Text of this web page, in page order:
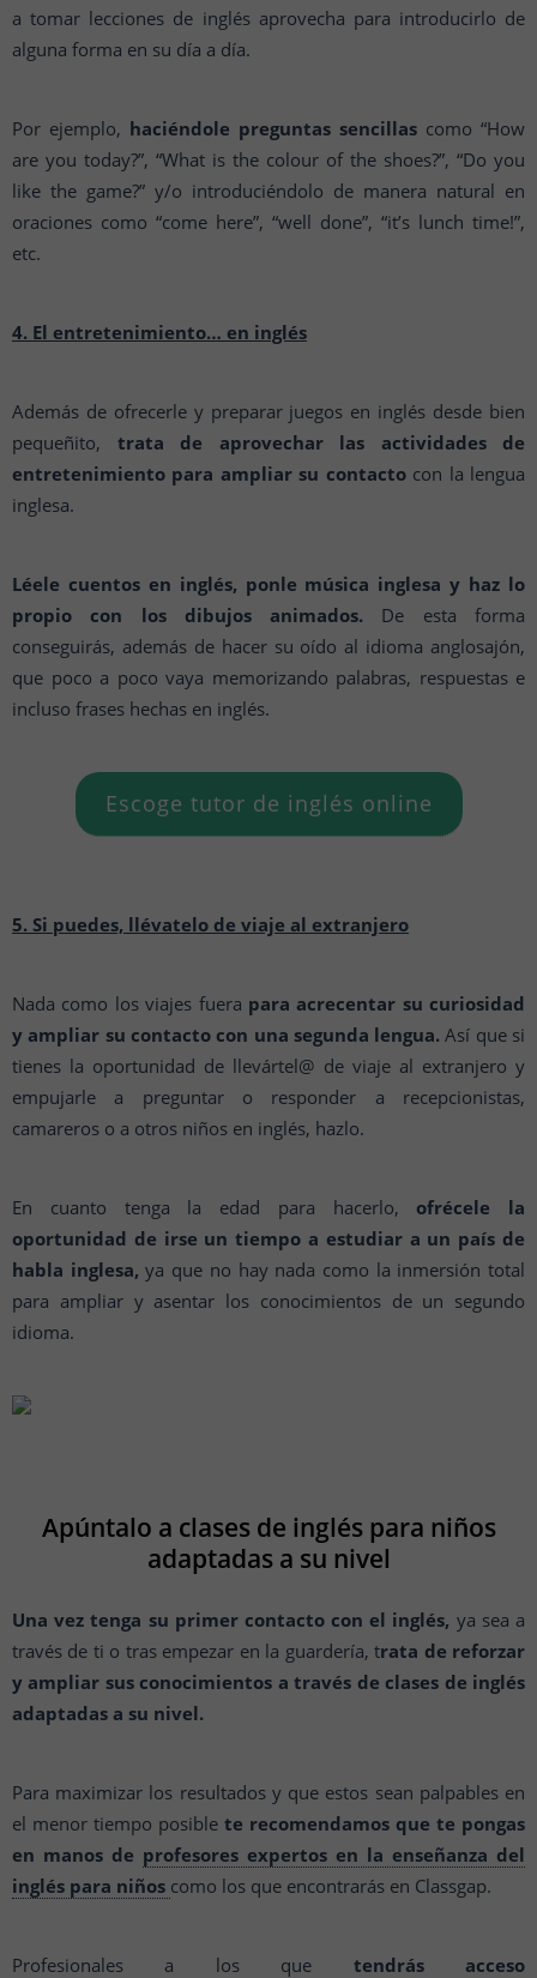
a tomar lecciones de inglés aprovecha para introducirlo de
alguna forma en su día a día.
Por ejemplo, haciéndole preguntas sencillas como “How
are you today?”, “What is the colour of the shoes?”, “Do you
like the game?” y/o introduciéndolo de manera natural en
oraciones como “come here”, “well done”, “it’s lunch time!”,
etc.
4. El entretenimiento… en inglés
Además de ofrecerle y preparar juegos en inglés desde bien
pequeñito, trata de aprovechar las actividades de
entretenimiento para ampliar su contactocon la lengua
inglesa.
Léele cuentos en inglés, ponle música inglesa y haz lo
propio con los dibujos animados. De esta forma
conseguirás, además de hacer su oído al idioma anglosajón,
que poco a poco vaya memorizando palabras, respuestas e
incluso frases hechas en inglés.
Escoge tutor de inglés online
5. Si puedes, llévatelo de viaje al extranjero
Nada como los viajes fuera para acrecentar su curiosidad
y ampliar su contacto con una segunda lengua. Así que si
tienes la oportunidad de llevártel@ de viaje al extranjero y
empujarle a preguntar o responder a recepcionistas,
camareros o a otros niños en inglés, hazlo.
En cuanto tenga la edad para hacerlo, ofrécele la
oportunidad de irse un tiempo a estudiar a un país de
habla inglesa, ya que no hay nada como la inmersión total
para ampliar y asentar los conocimientos de un segundo
idioma.
Apúntalo a clases de inglés para niños
adaptadas a su nivel
Una vez tenga su primer contacto con el inglés, ya sea a
través de ti o tras empezar en la guardería, trata de reforzar
y ampliar sus conocimientos a través de clases de inglés
adaptadas a su nivel.
Para maximizar los resultados y que estos sean palpables en
el menor tiempo posible te recomendamos que te pongas
en manos de profesores expertos en la enseñanza del
inglés para niños como los que encontrarás en Classgap.
Profesionales a los que tendrás acceso